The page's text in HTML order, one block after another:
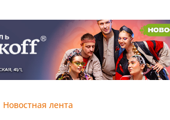
Новостная лента